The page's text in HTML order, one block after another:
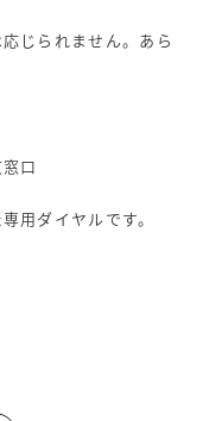
じられません。あら
口
用ダイヤルです。